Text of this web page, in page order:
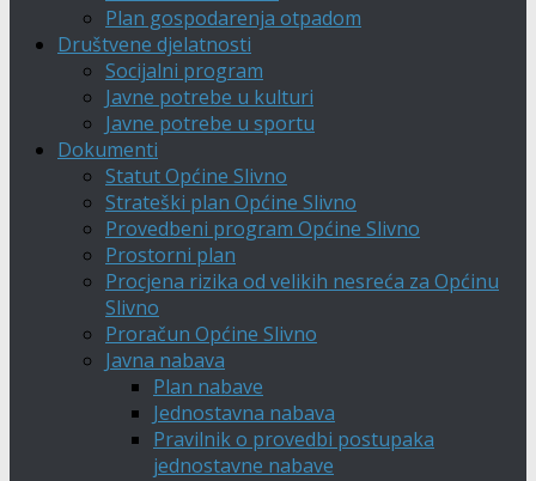
Plan gospodarenja otpadom
Društvene djelatnosti
Socijalni program
Javne potrebe u kulturi
Javne potrebe u sportu
Dokumenti
Statut Općine Slivno
Strateški plan Općine Slivno
Provedbeni program Općine Slivno
Prostorni plan
Procjena rizika od velikih nesreća za Općinu
Slivno
Proračun Općine Slivno
Javna nabava
Plan nabave
Jednostavna nabava
Pravilnik o provedbi postupaka
jednostavne nabave